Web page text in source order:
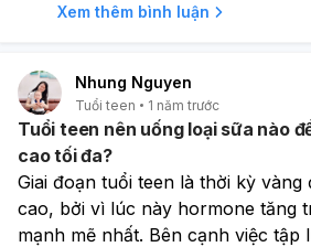
Xem thêm bình luận
Nhung Nguyen
Tuổi teen 1 năm trước
Tuổi teen nên uống loại sữa nào
cao tối đa?
Giai đoạn tuổi teen là thời kỳ
cao, bởi vì lúc này hormone tăng
mạnh mẽ nhất. Bên cạnh việc tập